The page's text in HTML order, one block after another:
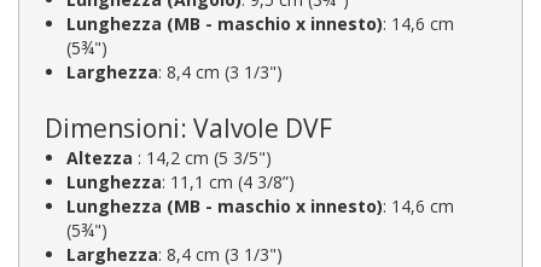
Lunghezza (MB - maschio x innesto): 14,6 cm
(5¾")
Larghezza: 8,4 cm (3 1/3")
Dimensioni: Valvole DVF
Altezza : 14,2 cm (5 3/5")
Lunghezza: 11,1 cm (4 3/8”)
Lunghezza (MB - maschio x innesto): 14,6 cm
(5¾")
Larghezza: 8,4 cm (3 1/3")